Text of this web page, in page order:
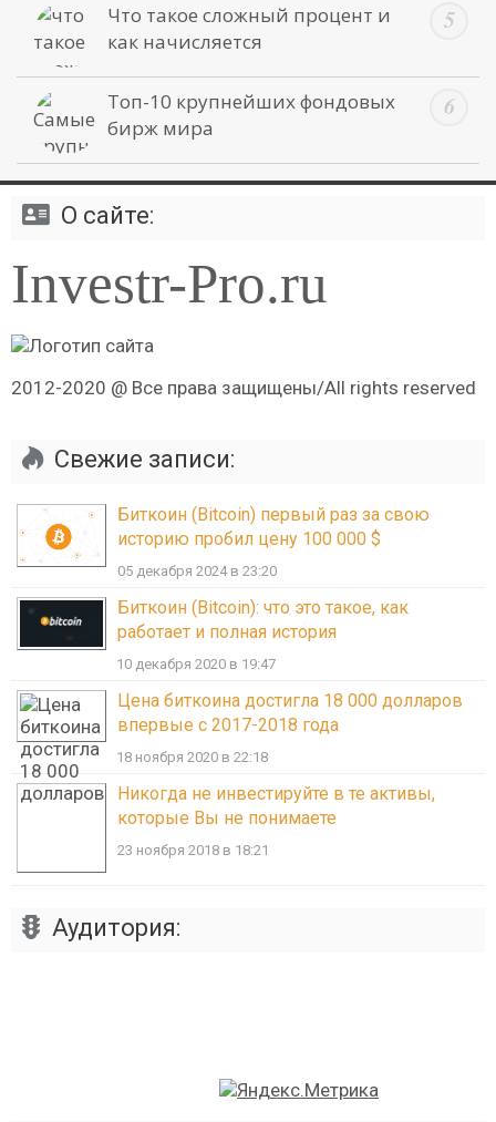
Что такое сложный процент и
как начисляется
Топ-10 крупнейших фондовых
бирж мира
О сайте:
Investr-Pro.ru
2012-2020 @ Все права защищены/All rights reserved
Свежие записи:
Биткоин (Bitcoin) первый раз за свою
историю пробил цену 100 000 $
05 декабря 2024 в 23:20
Биткоин (Bitcoin): что это такое, как
работает и полная история
10 декабря 2020 в 19:47
Цена биткоина достигла 18 000 долларов
впервые с 2017-2018 года
18 ноября 2020 в 22:18
Никогда не инвестируйте в те активы,
которые Вы не понимаете
23 ноября 2018 в 18:21
Аудитория: